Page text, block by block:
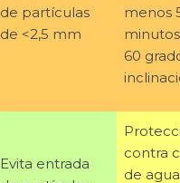
de partículas
de <2,5 mm
menos
60
Evita entrada
contra
de